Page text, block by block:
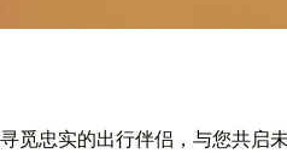
寻觅忠实的出行伴侣，与您共启